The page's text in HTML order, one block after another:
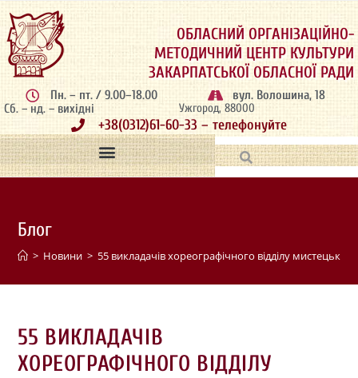
ОБЛАСНИЙ ОРГАНІЗАЦІЙНО-
МЕТОДИЧНИЙ ЦЕНТР КУЛЬТУРИ
ЗАКАРПАТСЬКОЇ ОБЛАСНОЇ РАДИ
Пн. – пт. / 9.00–18.00
Сб. – нд. – вихідні
вул. Волошина, 18
Ужгород, 88000
+38(0312)61-60-33 – телефонуйте
Блог
> Новини > 55 викладачів хореографічного відділу
55 ВИКЛАДАЧІВ
ХОРЕОГРАФІЧНОГО ВІДДІЛУ